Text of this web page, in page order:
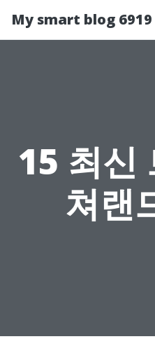
My smart blog 6919
15 최신
쳐랜